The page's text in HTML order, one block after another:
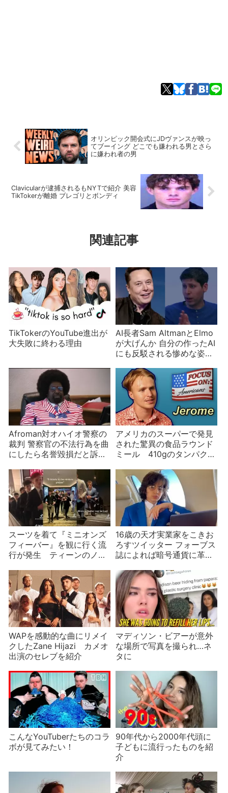
オリンピック開会式にJDヴァンスが映っ
てブーイング どこでも嫌われる男とさら
に嫌われ者の男
Clavicularが逮捕されるもNYTで紹介 美容
TikTokerが離婚 ブレゴリとボンディ
関連記事
TikTokerのYouTube進出が
大失敗に終わる理由
AI長者Sam AltmanとElmo
が大げんか 自分の作ったAI
にも反駁される惨めな姿を
Afroman対オハイオ警察の
裁判 警察官の不法行為を曲
にしたら名誉毀損だと訴え
アメリカのスーパーで発見
された驚異の食品ラウンド
ミール 410gのタンパク質
れデイヴィスが君の家に来
る秘密とは？
スーツを着て『ミニオンズ
フィーバー』を観に行く流
行が発生 ティーンのノリ
16歳の天才実業家をこきお
ろすツイッター フォーブス
誌によれば暗号通貨に革命
WAPを感動的な曲にリメイ
クしたZane Hijazi カメオ
出演のセレブを紹介
マディソン・ビアーが意外
な場所で写真を撮られ…ネ
タに
こんなYouTuberたちのコラ
ボが見てみたい！
90年代から2000年代頭に
子どもに流行ったものを紹
介